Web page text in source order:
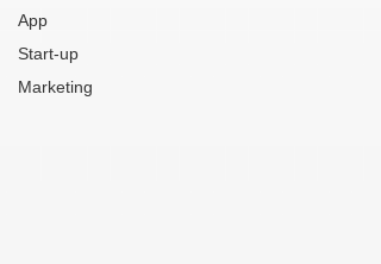
App
Start-up
Marketing